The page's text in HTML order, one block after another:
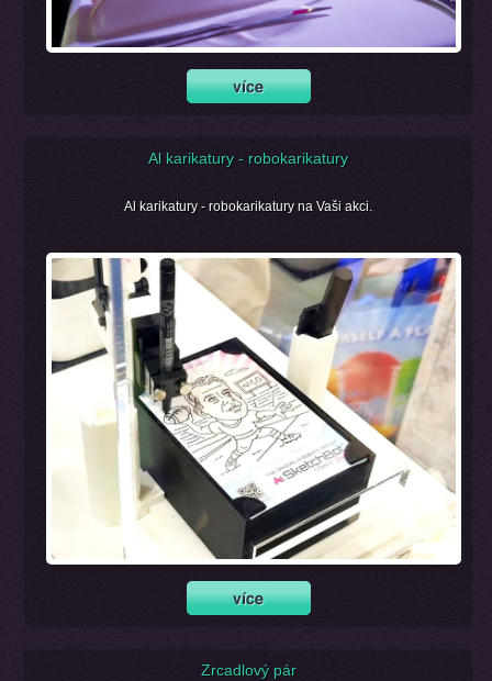
Al karikatury - robokarikatury
Al karikatury - robokarikatury na Vaši akci.
Zrcadlový pár